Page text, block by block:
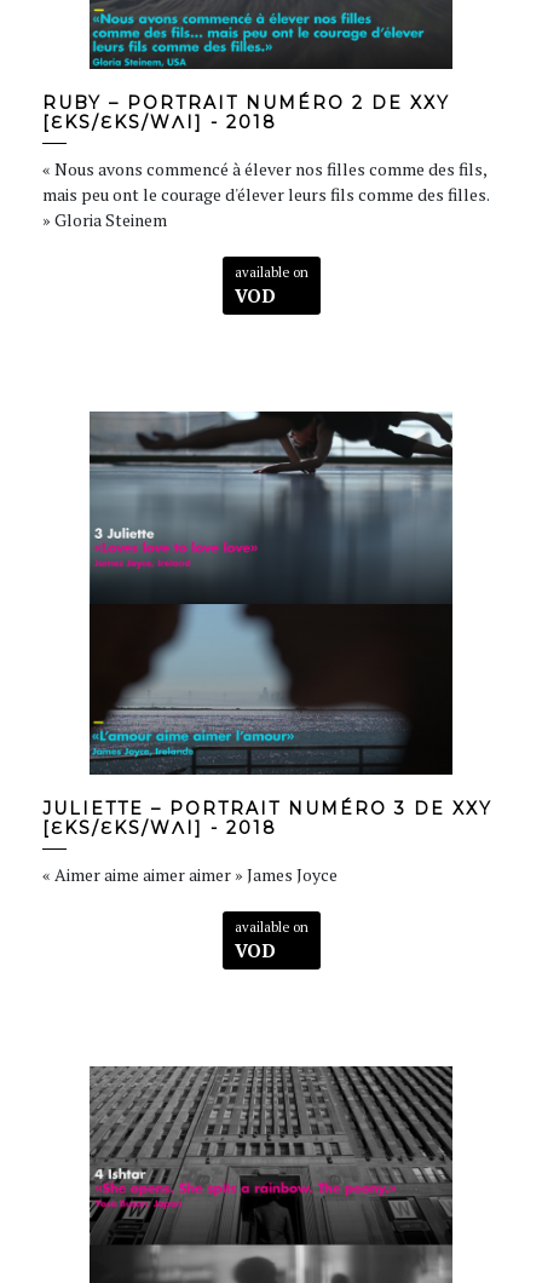
RUBY – PORTRAIT NUMÉRO 2 DE XXY
[ƐKS/ƐKS/WɅI] - 2018
« Nous avons commencé à élever nos filles comme des fils,
mais peu ont le courage d'élever leurs fils comme des filles.
» Gloria Steinem
available on
VOD
JULIETTE – PORTRAIT NUMÉRO 3 DE XXY
[ƐKS/ƐKS/WɅI] - 2018
« Aimer aime aimer aimer » James Joyce
available on
VOD